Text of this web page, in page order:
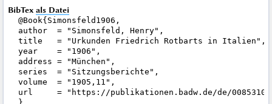
BibTex als Datei
@Book{Simonsfeld1906,
author  = "Simonsfeld, Henry",
title   = "Urkunden Friedrich Rotbarts in Italien",
year    = "1906",
address = "München",
series  = "Sitzungsberichte",
volume  = "1905,11",
url     = "https://publikationen.badw.de/de/